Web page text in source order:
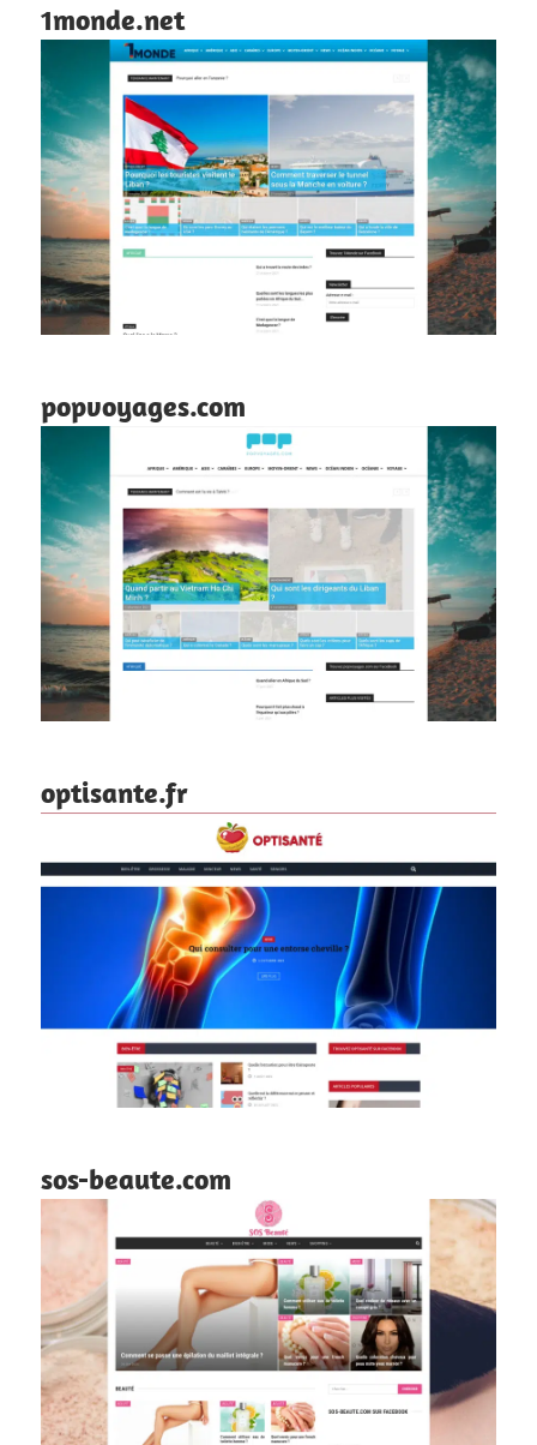
1monde.net
popvoyages.com
optisante.fr
sos-beaute.com